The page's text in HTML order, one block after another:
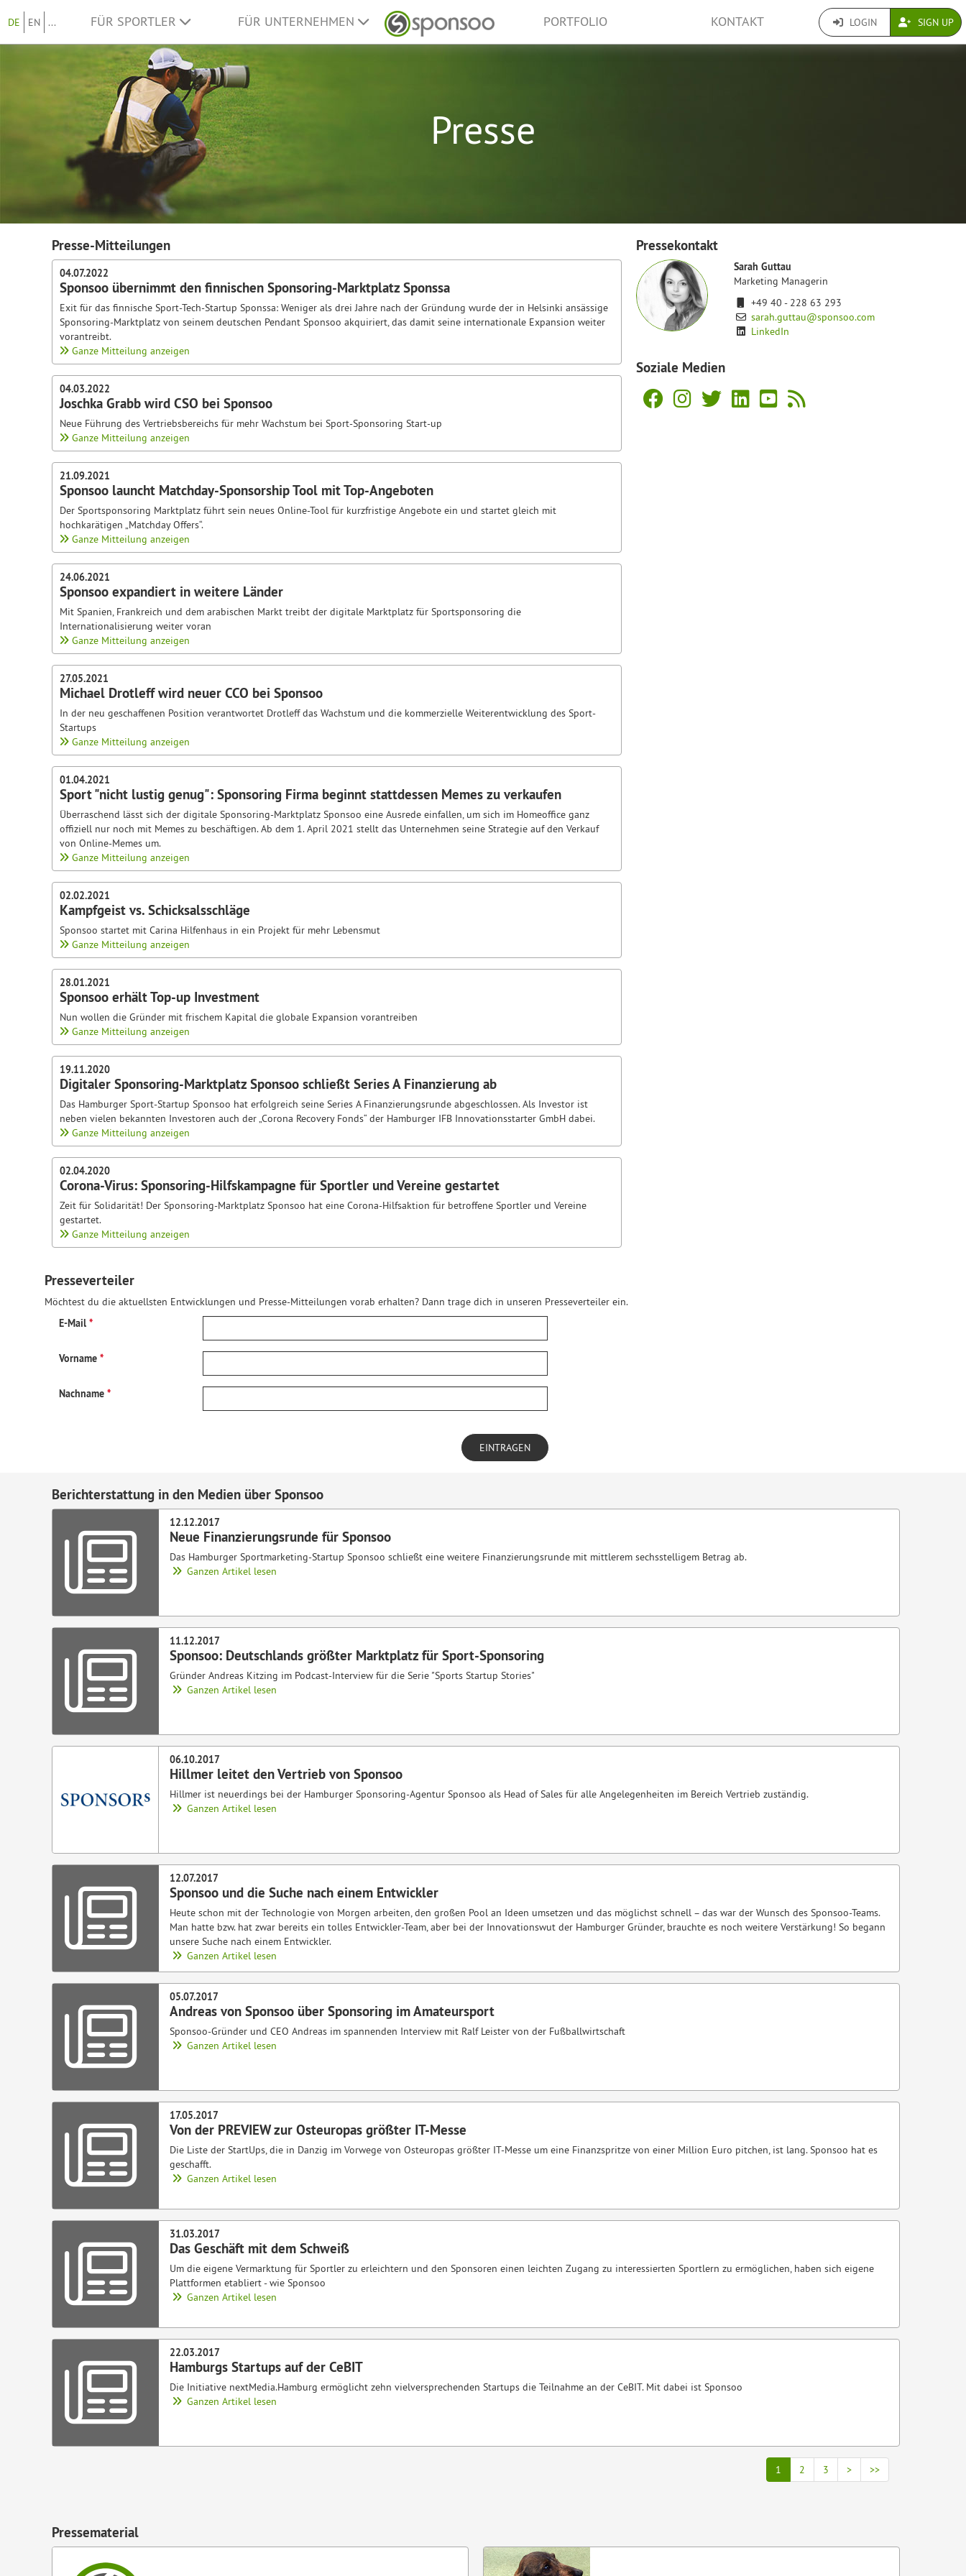
DE EN ... FÜR SPORTLER FÜR UNTERNEHMEN PORTFOLIO KONTAKT LOGIN SIGN UP
Presse
Presse-Mitteilungen
04.07.2022
Sponsoo übernimmt den finnischen Sponsoring-Marktplatz Sponssa
Exit für das finnische Sport-Tech-Startup Sponssa: Weniger als drei Jahre nach der Gründung wurde der in Helsinki ansässige
Sponsoring-Marktplatz von seinem deutschen Pendant Sponsoo akquiriert, das damit seine internationale Expansion weiter
vorantreibt.
Ganze Mitteilung anzeigen
04.03.2022
Joschka Grabb wird CSO bei Sponsoo
Neue Führung des Vertriebsbereichs für mehr Wachstum bei Sport-Sponsoring Start-up
Ganze Mitteilung anzeigen
21.09.2021
Sponsoo launcht Matchday-Sponsorship Tool mit Top-Angeboten
Der Sportsponsoring Marktplatz führt sein neues Online-Tool für kurzfristige Angebote ein und startet gleich mit
hochkarätigen „Matchday Offers“.
Ganze Mitteilung anzeigen
24.06.2021
Sponsoo expandiert in weitere Länder
Mit Spanien, Frankreich und dem arabischen Markt treibt der digitale Marktplatz für Sportsponsoring die
Internationalisierung weiter voran
Ganze Mitteilung anzeigen
27.05.2021
Michael Drotleff wird neuer CCO bei Sponsoo
In der neu geschaffenen Position verantwortet Drotleff das Wachstum und die kommerzielle Weiterentwicklung des Sport-
Startups
Ganze Mitteilung anzeigen
01.04.2021
Sport "nicht lustig genug": Sponsoring Firma beginnt stattdessen Memes zu verkaufen
Überraschend lässt sich der digitale Sponsoring-Marktplatz Sponsoo eine Ausrede einfallen, um sich im Homeoffice ganz
offiziell nur noch mit Memes zu beschäftigen. Ab dem 1. April 2021 stellt das Unternehmen seine Strategie auf den Verkauf
von Online-Memes um.
Ganze Mitteilung anzeigen
02.02.2021
Kampfgeist vs. Schicksalsschläge
Sponsoo startet mit Carina Hilfenhaus in ein Projekt für mehr Lebensmut
Ganze Mitteilung anzeigen
28.01.2021
Sponsoo erhält Top-up Investment
Nun wollen die Gründer mit frischem Kapital die globale Expansion vorantreiben
Ganze Mitteilung anzeigen
19.11.2020
Digitaler Sponsoring-Marktplatz Sponsoo schließt Series A Finanzierung ab
Das Hamburger Sport-Startup Sponsoo hat erfolgreich seine Series A Finanzierungsrunde abgeschlossen. Als Investor ist
neben vielen bekannten Investoren auch der „Corona Recovery Fonds“ der Hamburger IFB Innovationsstarter GmbH dabei.
Ganze Mitteilung anzeigen
02.04.2020
Corona-Virus: Sponsoring-Hilfskampagne für Sportler und Vereine gestartet
Zeit für Solidarität! Der Sponsoring-Marktplatz Sponsoo hat eine Corona-Hilfsaktion für betroffene Sportler und Vereine
gestartet.
Ganze Mitteilung anzeigen
Pressekontakt
Sarah Guttau
Marketing Managerin
+49 40 - 228 63 293
sarah.guttau@sponsoo.com
LinkedIn
Soziale Medien
Presseverteiler
Möchtest du die aktuellsten Entwicklungen und Presse-Mitteilungen vorab erhalten? Dann trage dich in unseren Presseverteiler ein.
E-Mail
Vorname
Nachname
Berichterstattung in den Medien über Sponsoo
12.12.2017
Neue Finanzierungsrunde für Sponsoo
Das Hamburger Sportmarketing-Startup Sponsoo schließt eine weitere Finanzierungsrunde mit mittlerem sechsstelligem Betrag ab.
Ganzen Artikel lesen
11.12.2017
Sponsoo: Deutschlands größter Marktplatz für Sport-Sponsoring
Gründer Andreas Kitzing im Podcast-Interview für die Serie "Sports Startup Stories"
Ganzen Artikel lesen
06.10.2017
Hillmer leitet den Vertrieb von Sponsoo
Hillmer ist neuerdings bei der Hamburger Sponsoring-Agentur Sponsoo als Head of Sales für alle Angelegenheiten im Bereich Vertrieb zuständig.
Ganzen Artikel lesen
12.07.2017
Sponsoo und die Suche nach einem Entwickler
Heute schon mit der Technologie von Morgen arbeiten, den großen Pool an Ideen umsetzen und das möglichst schnell – das war der Wunsch des Sponsoo-Teams.
Man hatte bzw. hat zwar bereits ein tolles Entwickler-Team, aber bei der Innovationswut der Hamburger Gründer, brauchte es noch weitere Verstärkung! So begann
unsere Suche nach einem Entwickler.
Ganzen Artikel lesen
05.07.2017
Andreas von Sponsoo über Sponsoring im Amateursport
Sponsoo-Gründer und CEO Andreas im spannenden Interview mit Ralf Leister von der Fußballwirtschaft
Ganzen Artikel lesen
17.05.2017
Von der PREVIEW zur Osteuropas größter IT-Messe
Die Liste der StartUps, die in Danzig im Vorwege von Osteuropas größter IT-Messe um eine Finanzspritze von einer Million Euro pitchen, ist lang. Sponsoo hat es
geschafft.
Ganzen Artikel lesen
31.03.2017
Das Geschäft mit dem Schweiß
Um die eigene Vermarktung für Sportler zu erleichtern und den Sponsoren einen leichten Zugang zu interessierten Sportlern zu ermöglichen, haben sich eigene
Plattformen etabliert - wie Sponsoo
Ganzen Artikel lesen
22.03.2017
Hamburgs Startups auf der CeBIT
Die Initiative nextMedia.Hamburg ermöglicht zehn vielversprechenden Startups die Teilnahme an der CeBIT. Mit dabei ist Sponsoo
Ganzen Artikel lesen
1 2 3 > >>
Pressematerial